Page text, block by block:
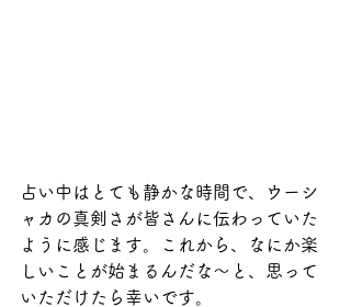
占い中はとても静かな時間で、ウーシ
ャカの真剣さが皆さんに伝わっていた
ように感じます。これから、なにか楽
しいことが始まるんだな〜と、思って
いただけたら幸いです。